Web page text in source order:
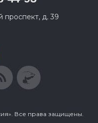
проспект, д. 39
Все права защищены.